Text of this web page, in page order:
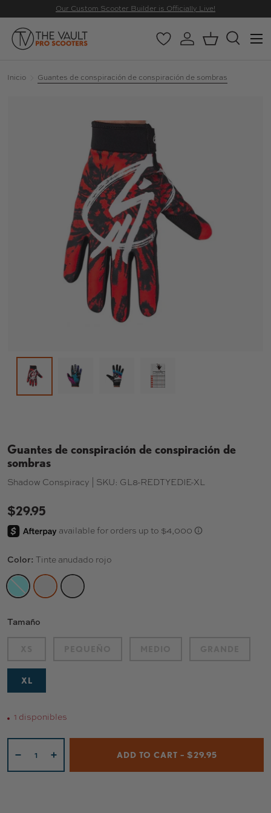
Our Custom Scooter Builder is Officially Live!
Buscar
Buscar
WishlistIniciar sesión
CestaBuscar
Menú
Inicio Guantes de conspiración de conspiración de sombras
Guantes de conspiración de conspiración de
sombras
Shadow Conspiracy | SKU: GL8-REDTYEDIE-XL
$29.95
Color: Tinte anudado rojo
NEKOMATATINTE ANUDADO ROJO
SERIE S
Tamaño
XL
1 disponibles
+ ADD TO CART – $29.95